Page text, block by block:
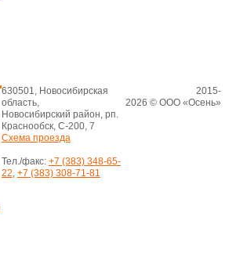
630501, Новосибирская
область,
Новосибирский район, рп.
Краснообск, С-200, 7
Схема проезда
Тел./факс: +7 (383) 348-65-
22, +7 (383) 308-71-81
2015-
2026 © ООО «Осень»